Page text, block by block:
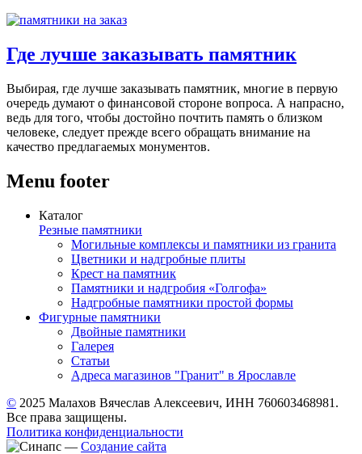
Где лучше заказывать памятник
Выбирая, где лучше заказывать памятник, многие в первую
очередь думают о финансовой стороне вопроса. А напрасно,
ведь для того, чтобы достойно почтить память о близком
человеке, следует прежде всего обращать внимание на
качество предлагаемых монументов.
Menu footer
Каталог
Резные памятники
Могильные комплексы и памятники из гранита
Цветники и надгробные плиты
Крест на памятник
Памятники и надгробия «Голгофа»
Надгробные памятники простой формы
Фигурные памятники
Двойные памятники
Галерея
Статьи
Адреса магазинов "Гранит" в Ярославле
© 2025 Малахов Вячеслав Алексеевич, ИНН 760603468981.
Все права защищены.
Политика конфиденциальности
— Создание сайта